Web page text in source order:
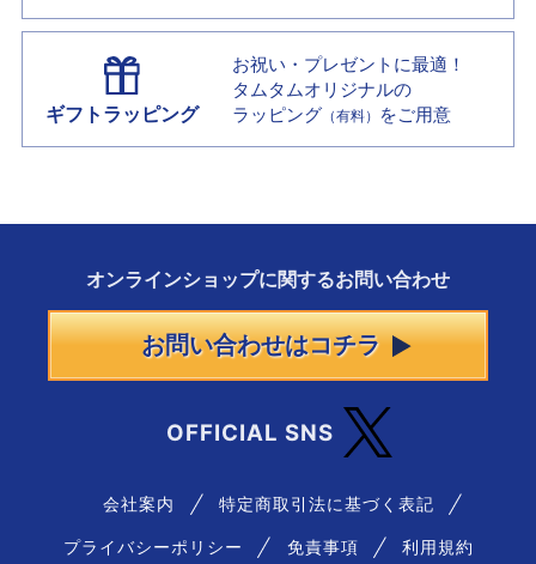
ギフトラッピング
お祝い・プレゼントに最適！
タムタムオリジナルの
ラッピング （有料） をご用意
オンラインショップに関するお問い合わせ
お問い合わせはコチラ
OFFICIAL SNS
会社案内 特定商取引法に基づく表記
プライバシーポリシー 免責事項 利用規約